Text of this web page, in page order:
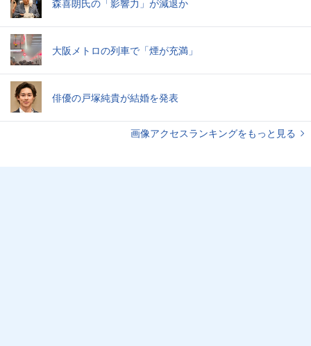
森喜朗氏の「影響力」が減退か
大阪メトロの列車で「煙が充満」
俳優の戸塚純貴が結婚を発表
画像アクセスランキングをもっと見る